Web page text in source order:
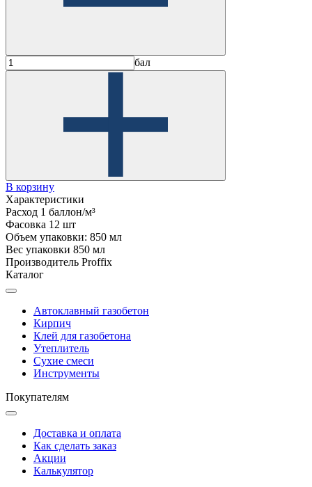
бал
В корзину
Характеристики
Расход 1 баллон/м³
Фасовка 12 шт
Объем упаковки: 850 мл
Вес упаковки 850 мл
Производитель Proffix
Каталог
Автоклавный газобетон
Кирпич
Клей для газобетона
Утеплитель
Сухие смеси
Инструменты
Покупателям
Доставка и оплата
Как сделать заказ
Акции
Калькулятор